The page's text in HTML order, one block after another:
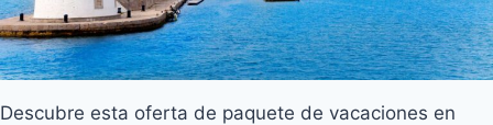
Descubre esta oferta de paquete de vacaciones en